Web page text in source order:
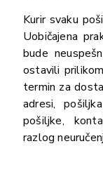
Kurir svaku
Uobičajena
bude
ostavili
termin za
adresi,
pošiljke,
razlog